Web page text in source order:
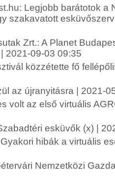
Legjobb barátotok a
szakavatott
Zrt.: A Planet
2021-09-03 09:35
közzétette fő
az újranyitásra | 2021-
volt az első virtuális
esküvők (x) |
hibák a virtuális
Nemzetközi